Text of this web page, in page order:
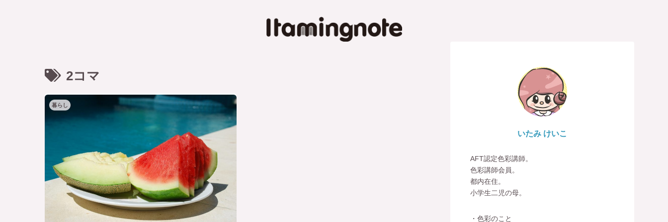
2コマ
暮らし
いたみ けいこ
AFT認定色彩講師。
色彩講師会員。
都内在住。
小学生二児の母。
・色彩のこと